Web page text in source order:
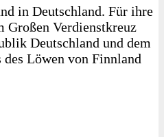
in Deutschland. Für ihre
Großen Verdienstkreuz
Deutschland und dem
Löwen von Finnland